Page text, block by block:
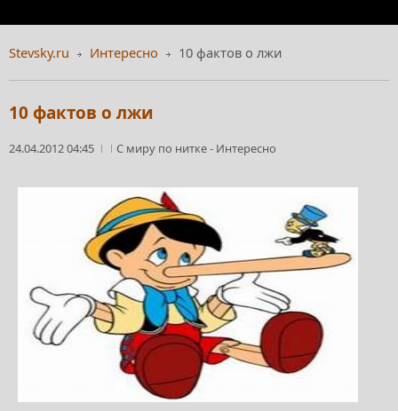
Stevsky.ru Интересно 10 фактов о лжи
10 фактов о лжи
24.04.2012 04:45 С миру по нитке- Интересно